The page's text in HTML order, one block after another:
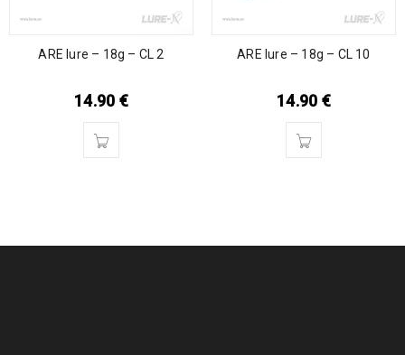
ARE lure – 18g – CL 2
14.90 €
ARE lure – 18g – CL 10
14.90 €